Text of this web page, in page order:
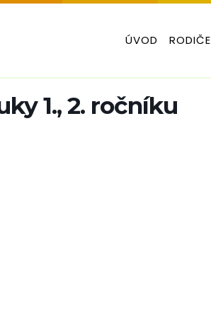
ÚVOD RODIČE
1., 2. ročníku